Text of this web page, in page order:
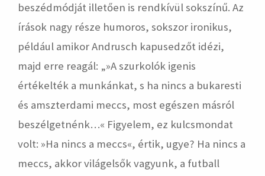
beszédmódját illetően is rendkívül sokszínű. Az
írások nagy része humoros, sokszor ironikus,
például amikor Andrusch kapusedzőt idézi,
majd erre reagál: „»A szurkolók igenis
értékelték a munkánkat, s ha nincs a bukaresti
és amszterdami meccs, most egészen másról
beszélgetnénk…« Figyelem, ez kulcsmondat
volt: »Ha nincs a meccs«, értik, ugye? Ha nincs a
meccs, akkor világelsők vagyunk, a futball